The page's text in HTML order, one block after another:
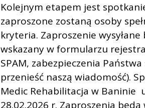
Kolejnym etapem jest
zaproszone zostaną osoby
kryteria. Zaproszenie
wskazany w formularzu
SPAM, zabezpieczenia
przenieść naszą wiadomość).
Medic Rehabilitacja w Baninie
28.02.2026 r. Zaproszenia